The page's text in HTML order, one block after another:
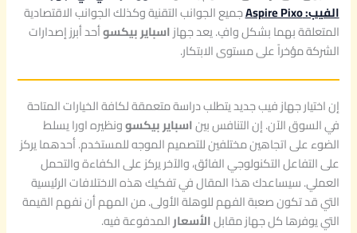
الفيب: Aspire Pixo
جميع الجوانب التقنية وكذلك الجوانب الاقتصادية
المتعلقة بهما بشكل وافٍ. يعد جهازاسباير بيكسوأحد أبرز إصدارات
الشركة مؤخراً على مستوى الابتكار.
إن اختيار جهاز فيب جديد يتطلب دراسة متعمقة لكافة الخيارات المتاحة
في السوق الآن. إن التنافس بيناسباير بيكسوونظيره اورا يسلط
الضوء على اتجاهين مختلفين للتصميم الموجه للمستخدم. أحدهما يركز
على التفاعل التكنولوجي الفائق، والآخر يركز على الكفاءة والتحمل
العملي. سيساعدك هذا المقال في تفكيك هذه الاختلافات الرئيسية
التي قد تكون صعبة الفهم للوهلة الأولى. من المهم أن نفهم القيمة
التي يوفرها كل جهاز مقابلالأسعارالمدفوعة فيه.
0
E
P
.
E
G
P
ر
ا
q
a
n
t
i
t
y